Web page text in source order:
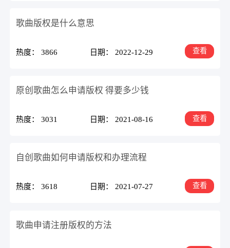
歌曲版权是什么意思
热度： 3866 日期： 2022-12-29 查看
原创歌曲怎么申请版权 得要多少钱
热度： 3031 日期： 2021-08-16 查看
自创歌曲如何申请版权和办理流程
热度： 3618 日期： 2021-07-27 查看
歌曲申请注册版权的方法